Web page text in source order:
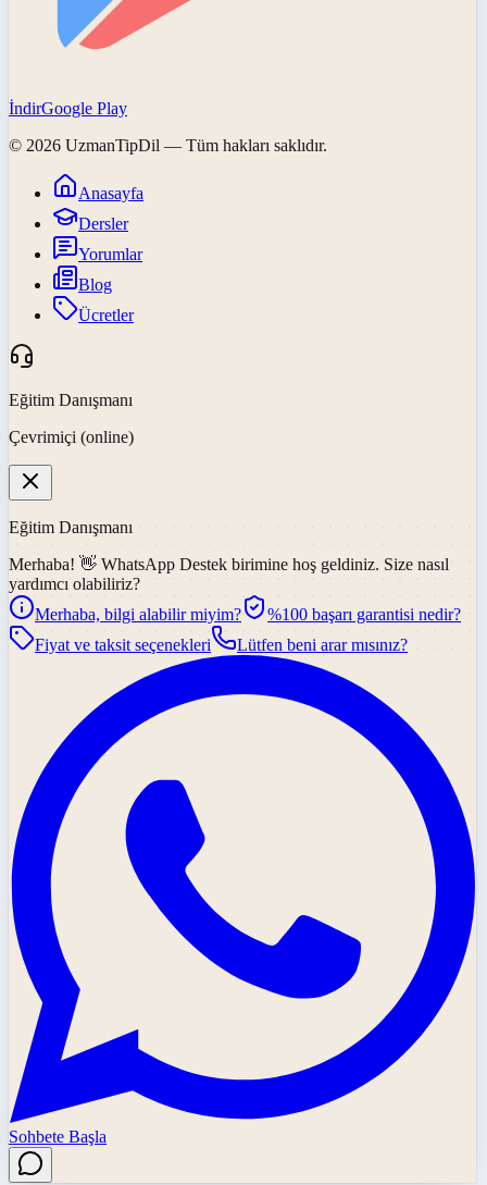
İndirGoogle Play
© 2026 UzmanTipDil — Tüm hakları saklıdır.
Anasayfa
Dersler
Yorumlar
Blog
Ücretler
Eğitim Danışmanı
Çevrimiçi (online)
Eğitim Danışmanı
Merhaba! 👋 WhatsApp Destek birimine hoş geldiniz. Size nasıl
yardımcı olabiliriz?
Merhaba, bilgi alabilir miyim?
%100 başarı garantisi nedir?
Fiyat ve taksit seçenekleri
Lütfen beni arar mısınız?
Sohbete Başla